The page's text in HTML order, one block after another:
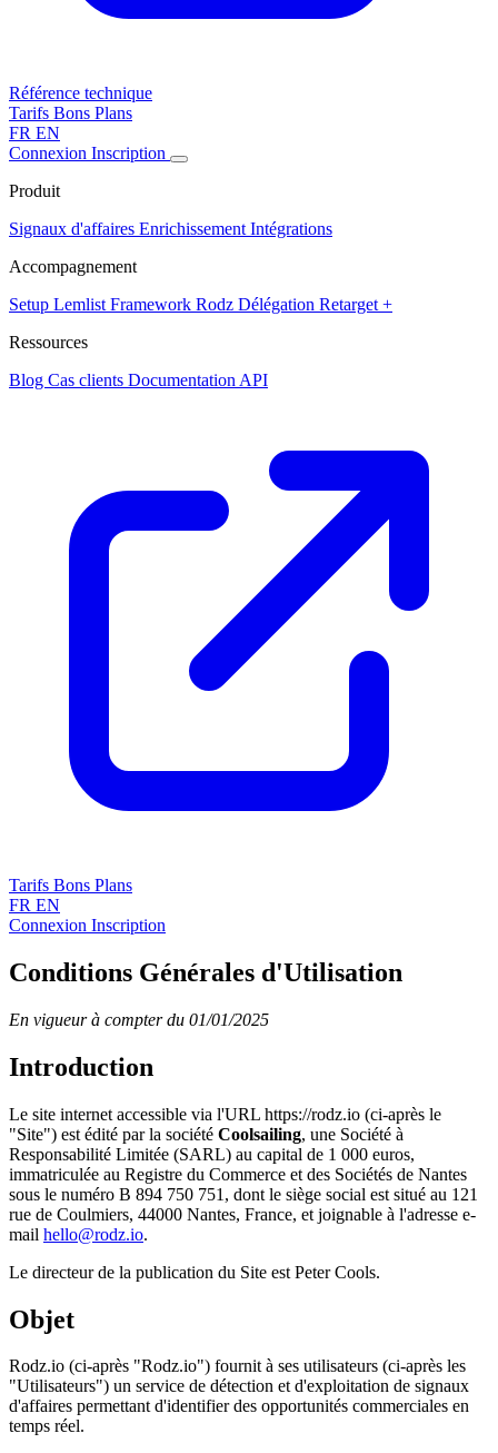
Référence technique
Tarifs Bons Plans
FR EN
Connexion Inscription
Produit
Signaux d'affaires Enrichissement Intégrations
Accompagnement
Setup Lemlist Framework Rodz Délégation Retarget +
Ressources
Blog Cas clients Documentation API
Tarifs Bons Plans
FR EN
Connexion Inscription
Conditions Générales d'Utilisation
En vigueur à compter du 01/01/2025
Introduction
Le site internet accessible via l'URL https://rodz.io (ci-après le
"Site") est édité par la société Coolsailing, une Société à
Responsabilité Limitée (SARL) au capital de 1 000 euros,
immatriculée au Registre du Commerce et des Sociétés de Nantes
sous le numéro B 894 750 751, dont le siège social est situé au 121
rue de Coulmiers, 44000 Nantes, France, et joignable à l'adresse e-
mail hello@rodz.io.
Le directeur de la publication du Site est Peter Cools.
Objet
Rodz.io (ci-après "Rodz.io") fournit à ses utilisateurs (ci-après les
"Utilisateurs") un service de détection et d'exploitation de signaux
d'affaires permettant d'identifier des opportunités commerciales en
temps réel.